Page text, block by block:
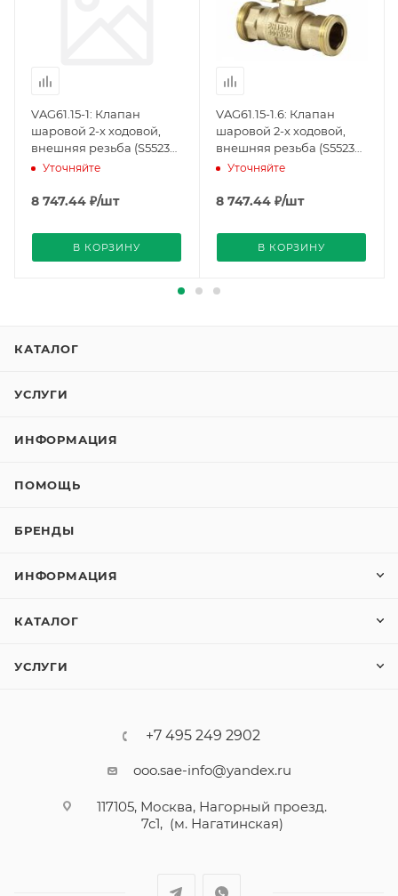
VAG61.15-1: Клапан
шаровой 2-х ходовой,
внешняя резьба (S55230-
V100), Siemens
Уточняйте
8 747.44 ₽/шт
В КОРЗИНУ
VAG61.15-1.6: Клапан
шаровой 2-х ходовой,
внешняя резьба (S55230-
V101), Siemens
Уточняйте
8 747.44 ₽/шт
В КОРЗИНУ
КАТАЛОГ
УСЛУГИ
ИНФОРМАЦИЯ
ПОМОЩЬ
БРЕНДЫ
ИНФОРМАЦИЯ
КАТАЛОГ
УСЛУГИ
+7 495 249 2902
ooo.sae-info@yandex.ru
117105, Москва, Нагорный проезд.
7с1, (м. Нагатинская)